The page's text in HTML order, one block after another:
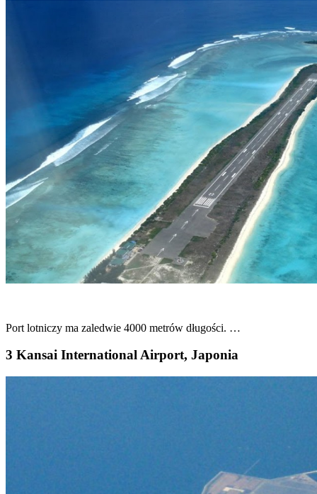
Port lotniczy ma zaledwie 4000 metrów długości. …
3 Kansai International Airport, Japonia